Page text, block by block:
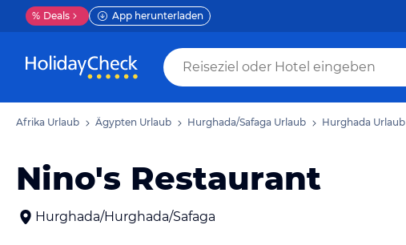
% Deals App herunterladen
Afrika Urlaub Ägypten Urlaub Hurghada/Safaga Urlaub Hurghada Urlaub
Nino's Restaurant
Hurghada/Hurghada/Safaga